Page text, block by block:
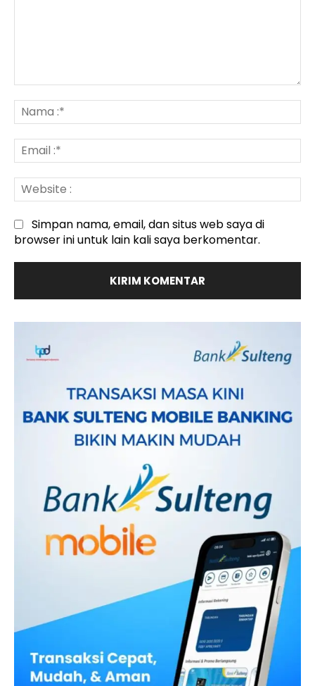
:*
:*
:
Simpan nama, email, dan situs web saya di
browser ini untuk lain kali saya berkomentar.